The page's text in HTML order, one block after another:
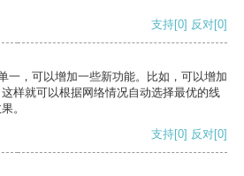
支持[0] 反对[0]
一，可以增加一些新功能。比如，可以增加
样就可以根据网络情况自动选择最优的线
。
支持[0] 反对[0]